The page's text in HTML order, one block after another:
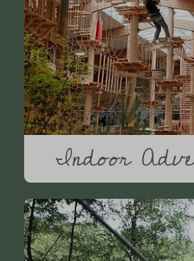
Indoor